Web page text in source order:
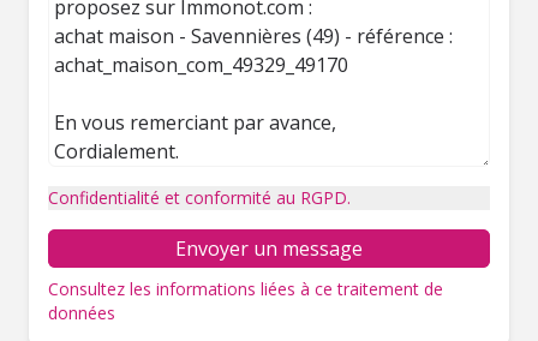
Confidentialité et conformité au RGPD.
Envoyer un message
Consultez les informations liées à ce traitement de
données